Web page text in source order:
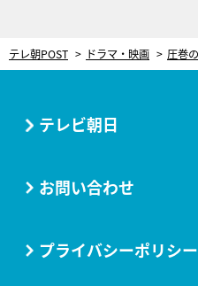
テレ朝POST ドラマ・映画
テレビ朝日
お問い合わせ
プライバシーポリシー